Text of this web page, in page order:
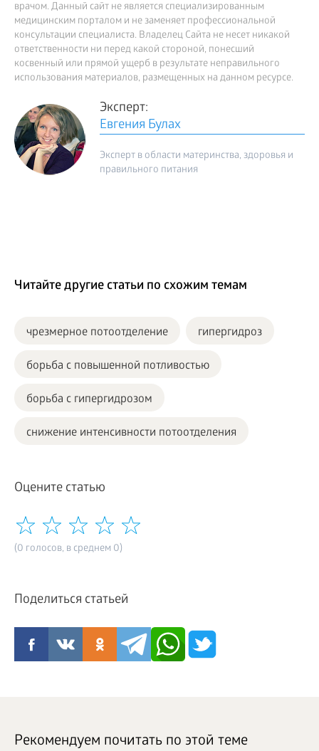
врачом. Данный сайт не является специализированным
медицинским порталом и не заменяет профессиональной
консультации специалиста. Владелец Сайта не несет никакой
ответственности ни перед какой стороной, понесший
косвенный или прямой ущерб в результате неправильного
использования материалов, размещенных на данном ресурсе.
Эксперт:
Евгения Булах
Эксперт в области материнства, здоровья и
правильного питания
Читайте другие статьи по схожим темам
чрезмерное потоотделение гипергидроз
борьба с повышенной потливостью
борьба с гипергидрозом
снижение интенсивности потоотделения
Оцените статью
(0 голосов, в среднем 0)
Поделиться статьей
Рекомендуем почитать по этой теме